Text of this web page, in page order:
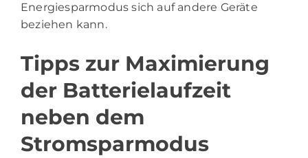
Energiesparmodus sich auf andere Geräte
beziehen kann.
Tipps zur Maximierung
der Batterielaufzeit
neben dem
Stromsparmodus